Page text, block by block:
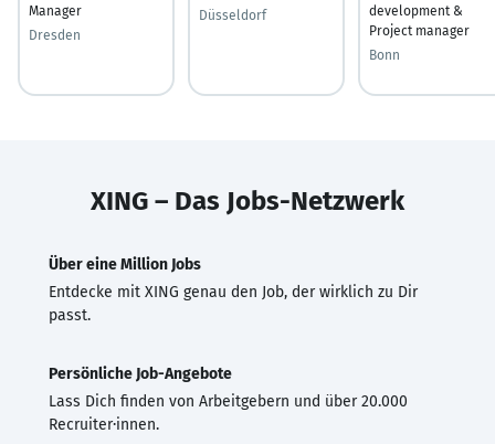
Manager
Dresden
Düsseldorf
development &
Project manager
Bonn
XING – Das Jobs-Netzwerk
Über eine Million Jobs
Entdecke mit XING genau den Job, der wirklich zu Dir
passt.
Persönliche Job-Angebote
Lass Dich finden von Arbeitgebern und über 20.000
Recruiter·innen.